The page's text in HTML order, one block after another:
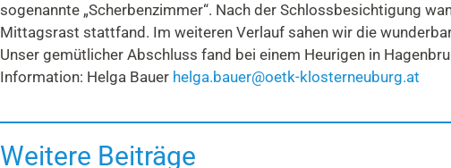
sogenannte „Scherbenzimmer“. Nach der Schlossbesichtigung
Mittagsrast stattfand. Im weiteren Verlauf sahen wir die
Unser gemütlicher Abschluss fand bei einem Heurigen in
Information: Helga Bauer helga.bauer@oetk-klosterneuburg.at
Weitere Beiträge